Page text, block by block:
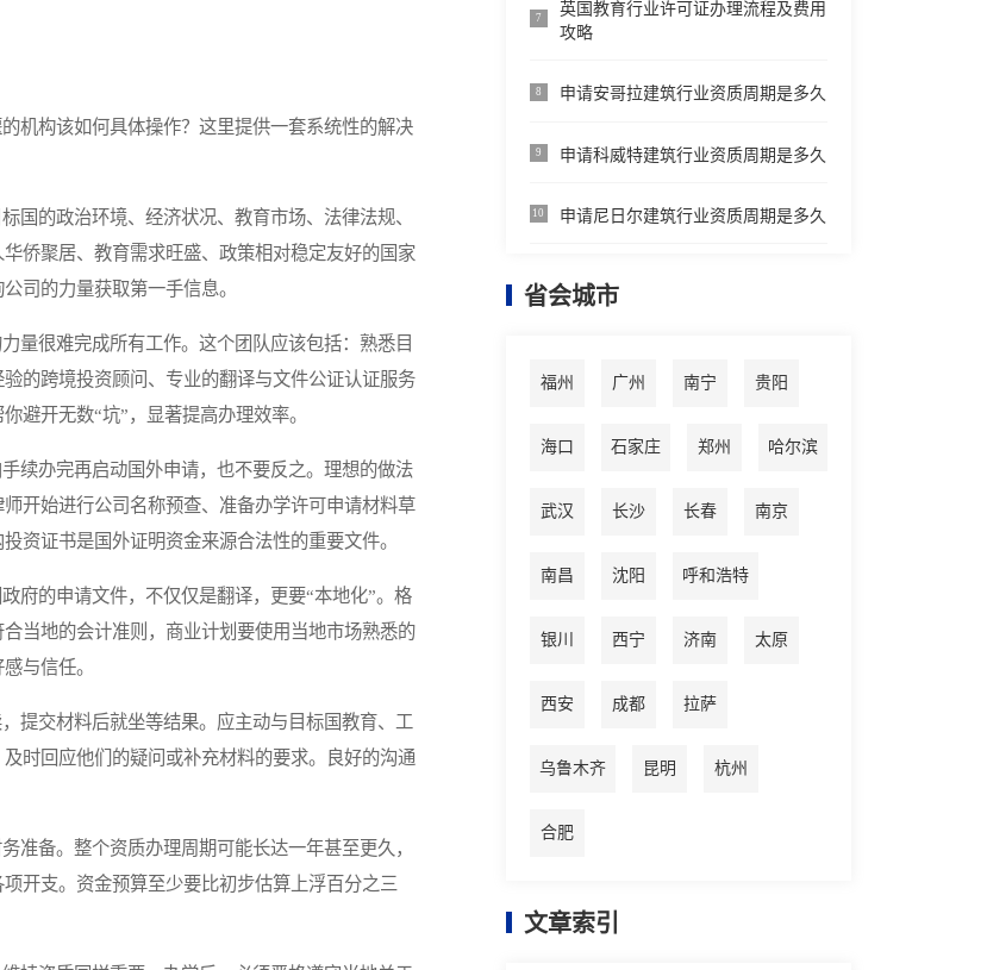
构该如何具体操作？这里提供一套系统性的解决
的政治环境、经济状况、教育市场、法律法规、
侨聚居、教育需求旺盛、政策相对稳定友好的国家
司的力量获取第一手信息。
很难完成所有工作。这个团队应该包括：熟悉目
的跨境投资顾问、专业的翻译与文件公证认证服务
避开无数“坑”，显著提高办理效率。
办完再启动国外申请，也不要反之。理想的做法
开始进行公司名称预查、准备办学许可申请材料草
资证书是国外证明资金来源合法性的重要文件。
的申请文件，不仅仅是翻译，更要“本地化”。格
当地的会计准则，商业计划要使用当地市场熟悉的
与信任。
交材料后就坐等结果。应主动与目标国教育、工
时回应他们的疑问或补充材料的要求。良好的沟通
备。整个资质办理周期可能长达一年甚至更久，
开支。资金预算至少要比初步估算上浮百分之三
7
英国教育行业许可证办理流程及费用
攻略
8 申请安哥拉建筑行业资质周期是多久
9 申请科威特建筑行业资质周期是多久
10 申请尼日尔建筑行业资质周期是多久
省会城市
福州 广州 南宁 贵阳
海口 石家庄 郑州 哈尔滨
武汉 长沙 长春 南京
南昌 沈阳 呼和浩特
银川 西宁 济南 太原
西安 成都 拉萨
乌鲁木齐 昆明 杭州
合肥
文章索引